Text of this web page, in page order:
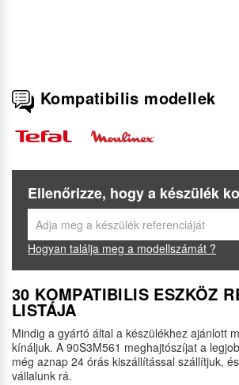
Kompatibilis modellek
Ellenőrizze, hogy a készülék
Hogyan találja meg a modellszámát ?
30 KOMPATIBILIS ESZKÖZ
LISTÁJA
Mindig a gyártó által a készülékhez ajánlott
kínáljuk. A 90S3M561 meghajtószíjat a
még aznap 24 órás kiszállítással szállítjuk,
vállalunk rá.